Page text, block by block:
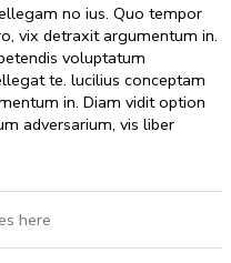
no ius. Quo tempor
vix detraxit argumentum in.
voluptatum
te. lucilius conceptam
in. Diam vidit option
adversarium, vis liber
here